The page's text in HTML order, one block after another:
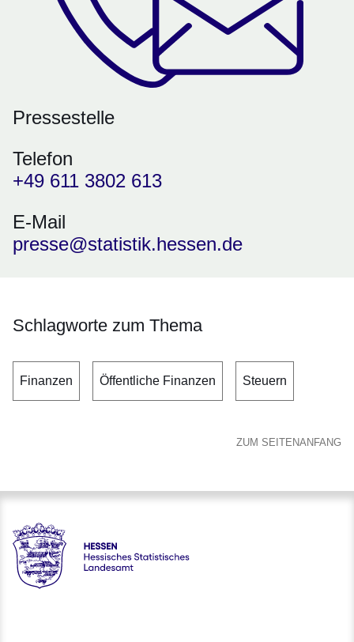
Pressestelle
Telefon
+49 611 3802 613
E-Mail
presse@statistik.hessen.de
Schlagworte zum Thema
Finanzen Öffentliche Finanzen Steuern
ZUM SEITENANFANG
Hessen - Hessisches Statistisches Landesamt